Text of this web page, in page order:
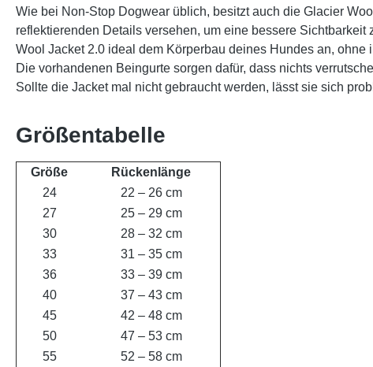
Wie bei Non-Stop Dogwear üblich, besitzt auch die Glacier
reflektierenden Details versehen, um eine bessere
Wool Jacket 2.0 ideal dem Körperbau deines Hundes an,
Die vorhandenen Beingurte sorgen dafür, dass nichts
Sollte die Jacket mal nicht gebraucht werden, lässt sie sich
Größentabelle
Größe
Rückenlänge
24
22 – 26 cm
27
25 – 29 cm
30
28 – 32 cm
33
31 – 35 cm
36
33 – 39 cm
40
37 – 43 cm
45
42 – 48 cm
50
47 – 53 cm
55
52 – 58 cm